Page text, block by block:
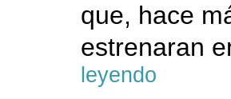
que, hace
estrenaran
leyendo